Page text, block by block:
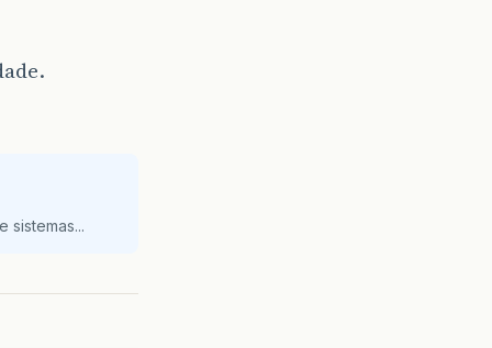
sistemas...